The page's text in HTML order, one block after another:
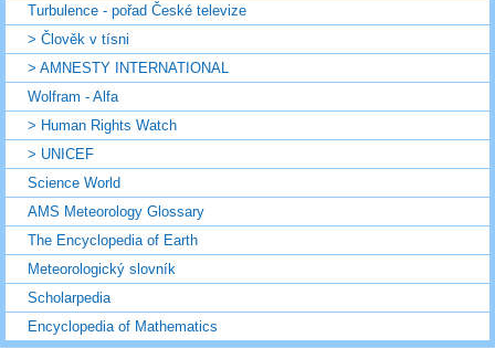
Turbulence - pořad České televize
> Člověk v tísni
> AMNESTY INTERNATIONAL
Wolfram - Alfa
> Human Rights Watch
> UNICEF
Science World
AMS Meteorology Glossary
The Encyclopedia of Earth
Meteorologický slovník
Scholarpedia
Encyclopedia of Mathematics